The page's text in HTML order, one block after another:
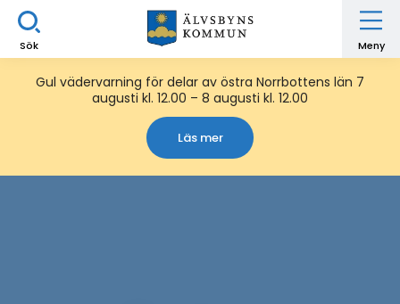
Sök Meny
Gul vädervarning för delar av östra Norrbottens län 7
augusti kl. 12.00 – 8 augusti kl. 12.00
Läs mer